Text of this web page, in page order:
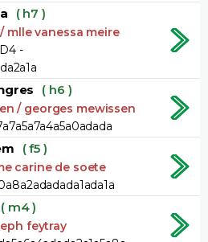
( h7 )
mlle vanessa meire
-
( h6 )
/ georges mewissen
( f5 )
carine de soete
( m4 )
feytray